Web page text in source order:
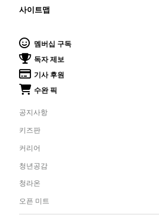
사이트맵
멤버십 구독
독자 제보
기사 후원
수완 픽
공지사항
키즈판
커리어
청년공감
청라온
오픈 미트